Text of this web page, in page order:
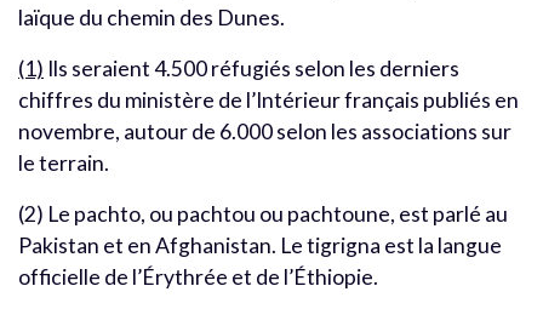
laïque du chemin des Dunes.
(1) Ils seraient 4.500 réfugiés selon les derniers
chiffres du ministère de l’Intérieur français publiés en
novembre, autour de 6.000 selon les associations sur
le terrain.
(2) Le pachto, ou pachtou ou pachtoune, est parlé au
Pakistan et en Afghanistan. Le tigrigna est la langue
officielle de l’Érythrée et de l’Éthiopie.